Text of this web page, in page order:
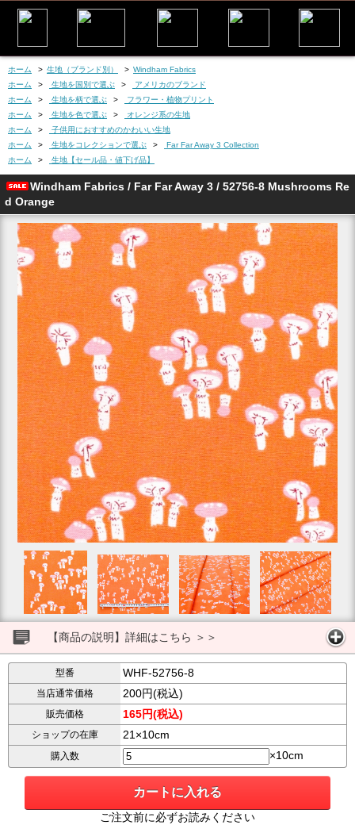
ホーム > 生地（ブランド別） > Windham Fabrics
ホーム
> 生地を国別で選ぶ >
アメリカのブランド
ホーム
> 生地を柄で選ぶ >
フラワー・植物プリント
ホーム
> 生地を色で選ぶ >
オレンジ系の生地
ホーム
>
子供用におすすめのかわいい生地
ホーム
> 生地をコレクションで選ぶ >
Far Far Away 3 Collection
ホーム
> 生地【セール品・値下げ品】
Windham Fabrics / Far Far Away 3 / 52756-8 Mushrooms Re
d Orange
【商品の説明】詳細はこちら ＞＞
型番 WHF-52756-8
当店通常価格 200円(税込)
販売価格 165円(税込)
ショップの在庫 21×10cm
購入数 ×10cm
ご注文前に必ずお読みください